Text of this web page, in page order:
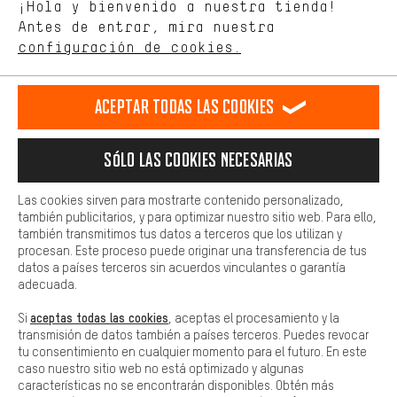
español
ES english
EN Deutsch
DE
RESCINDIR EL CONTRATO Comunidad de Aquisgrán Programa de afiliados
Aviso Legal Protección de datos Condiciones Generales
Plataforma de reportes Reciclaje de baterias
Configuración de las cookies Ajusta el contraste
Todos los precios indicados son en euros e sin MwSt, más
gastos de envío aEstados Unidos.
¡Hola y bienvenido a nuestra tienda!
Antes de entrar, mira nuestra
configuración de cookies.
tienda. Con las cookies de rendimiento, puedes influir en la mejora
de nuestro sitio web y nuestra oferta de la tienda con tu
comportamiento de compra.
Más confort
cookies de comodidad, creamos enlaces a plataformas de redes
sociales. Esto nos permite proporcionarle más contenido e
adicionales que le ayudarán a encontrar los productos adecuados.
preguntas de forma rápida y sencilla.
Básica
Las cookies básicas aseguran que puedas usar nuestro sitio web.
Aceptar todas las cookies
Sólo las cookies necesarias
Las cookies sirven para mostrarte contenido personalizado,
también publicitarios, y para optimizar nuestro sitio web. Para ello,
también transmitimos tus datos a terceros que los utilizan y
procesan. Este proceso puede originar una transferencia de tus
datos a países terceros sin acuerdos vinculantes o garantía
adecuada.
Si aceptas todas las cookies , aceptas el procesamiento y la
transmisión de datos también a países terceros. Puedes revocar
tu consentimiento en cualquier momento para el futuro. En este
caso nuestro sitio web no está optimizado y algunas
características no se encontrarán disponibles. Obtén más